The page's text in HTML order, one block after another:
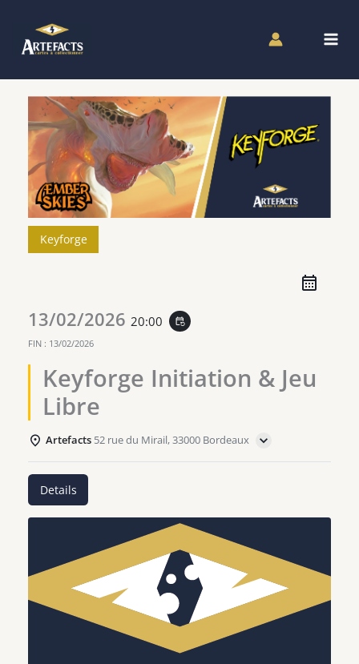
contenu
Keyforge
13/02/2026 20:00 event_repeat
FIN : 13/02/2026
Keyforge Initiation & Jeu
Libre
Artefacts 52 rue du Mirail, 33000 Bordeaux
Details